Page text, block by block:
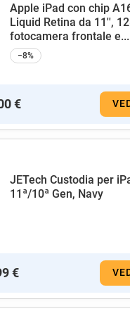
Apple iPad con chip
Liquid Retina da 11'',
fotocamera frontale e...
−8%
€
JETech Custodia per
11ª/10ª Gen, Navy
€